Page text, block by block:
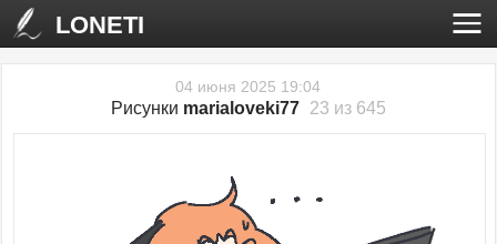
LONETI
04 июня 2025 19:04
Рисунки marialoveki77 23 из 645